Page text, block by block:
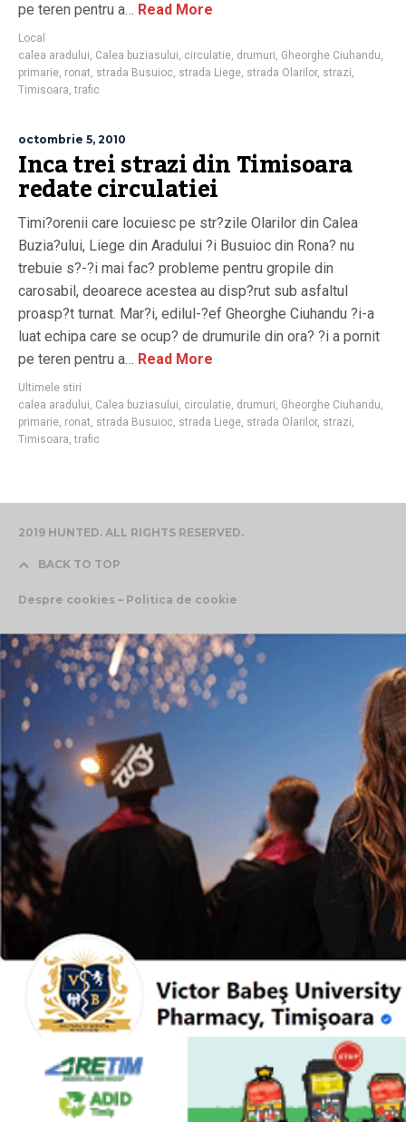
pe teren pentru a… Read More
Local
calea aradului, Calea buziasului, circulatie, drumuri, Gheorghe Ciuhandu,
primarie, ronat, strada Busuioc, strada Liege, strada Olarilor, strazi,
Timisoara,trafic
octombrie 5, 2010
Inca trei strazi din Timisoara
redate circulatiei
Timi?orenii care locuiesc pe str?zile Olarilor din Calea
Buzia?ului, Liege din Aradului ?i Busuioc din Rona? nu
trebuie s?-?i mai fac? probleme pentru gropile din
carosabil, deoarece acestea au disp?rut sub asfaltul
proasp?t turnat. Mar?i, edilul-?ef Gheorghe Ciuhandu ?i-a
luat echipa care se ocup? de drumurile din ora? ?i a pornit
pe teren pentru a… Read More
Ultimele stiri
calea aradului, Calea buziasului, circulatie, drumuri, Gheorghe Ciuhandu,
primarie, ronat, strada Busuioc, strada Liege, strada Olarilor, strazi,
Timisoara,trafic
2019 HUNTED. ALL RIGHTS RESERVED.
BACK TO TOP
Despre cookies – Politica de cookie